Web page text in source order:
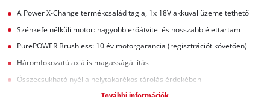
A Power X-Change termékcsalád tagja, 1x 18V akkuval üzemeltethető
Szénkefe nélküli motor: nagyobb erőátvitel és hosszabb élettartam
PurePOWER Brushless: 10 év motorgarancia (regisztrációt követően)
Háromfokozatú axiális magasságállítás
Összecsukható nyél a helytakarékos tárolás érdekében